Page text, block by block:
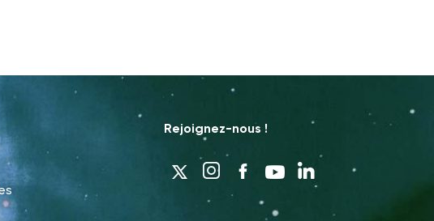
Rejoignez-nous !